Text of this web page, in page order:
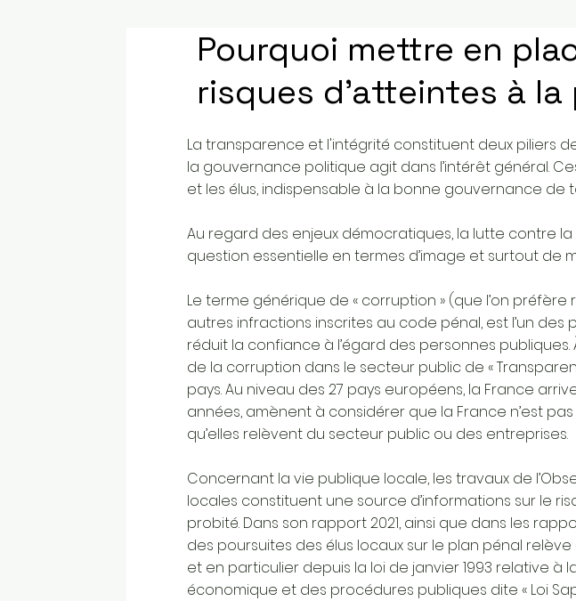
Pourquoi mettre en
risques d'atteintes à
La transparence et l'intégrité constituent deux piliers
la gouvernance politique agit dans l’intérêt général.
et les élus, indispensable à la bonne gouvernance de
Au regard des enjeux démocratiques, la lutte contre
question essentielle en termes d’image et surtout de
Le terme générique de « corruption » (que l’on
autres infractions inscrites au code pénal, est l’un
réduit la confiance à l’égard des personnes
de la corruption dans le secteur public de «
pays. Au niveau des 27 pays européens, la France
années, amènent à considérer que la France n’est
qu’elles relèvent du secteur public ou des entreprises.
Concernant la vie publique locale, les travaux de
locales constituent une source d’informations sur le
probité. Dans son rapport 2021, ainsi que dans les
des poursuites des élus locaux sur le plan pénal
et en particulier depuis la loi de janvier 1993 relative
économique et des procédures publiques dite « Loi